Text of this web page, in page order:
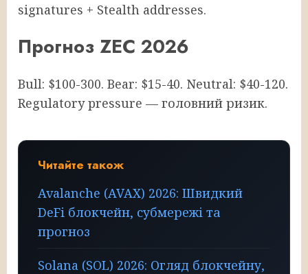
signatures + Stealth addresses.
Прогноз ZEC 2026
Bull: $100-300. Bear: $15-40. Neutral: $40-120.
Regulatory pressure — головний ризик.
Читайте також
Avalanche (AVAX) 2026: Швидкий
DeFi блокчейн, субмережі та
прогноз
Solana (SOL) 2026: Огляд блокчейну,